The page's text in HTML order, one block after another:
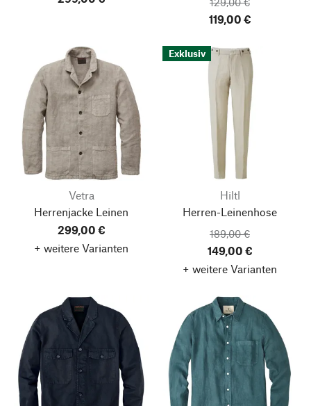
129,00 €
119,00 €
Vetra
Herrenjacke Leinen
299,00 €
+ weitere Varianten
Exklusiv
Hiltl
Herren-Leinenhose
189,00 €
149,00 €
+ weitere Varianten